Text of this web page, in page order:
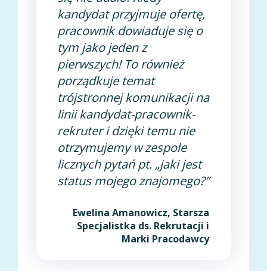
kandydat przyjmuje ofertę,
pracownik dowiaduje się o
tym jako jeden z
pierwszych! To również
porządkuje temat
trójstronnej komunikacji na
linii kandydat-pracownik-
rekruter i dzięki temu nie
otrzymujemy w zespole
licznych pytań pt. „jaki jest
status mojego znajomego?”
Ewelina Amanowicz, Starsza
Specjalistka ds. Rekrutacji i
Marki Pracodawcy